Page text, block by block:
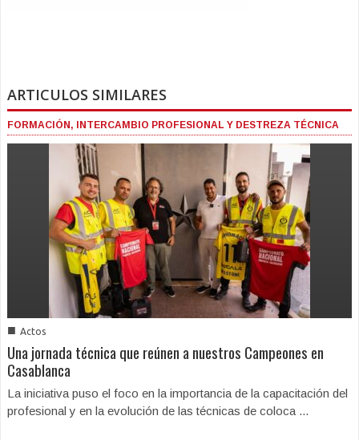
ARTICULOS SIMILARES
FORMACIÓN, INTERCAMBIO PROFESIONAL Y DESTREZA TÉCNICA
■ Actos
Una jornada técnica que reúnen a nuestros Campeones en
Casablanca
La iniciativa puso el foco en la importancia de la capacitación del
profesional y en la evolución de las técnicas de coloca ...